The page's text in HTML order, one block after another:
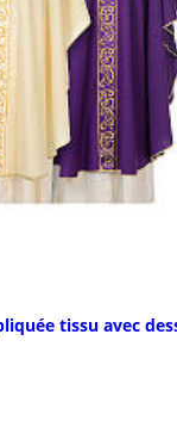
tissu avec